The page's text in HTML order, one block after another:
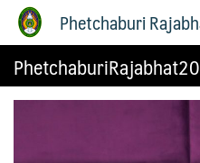
Phetchaburi